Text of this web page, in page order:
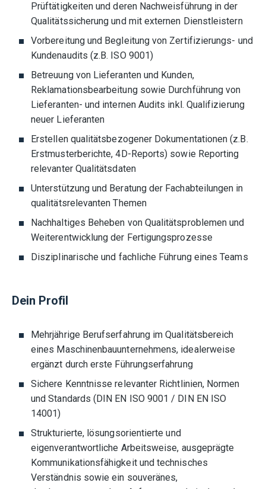
Prüftätigkeiten und deren Nachweisführung in der
Qualitätssicherung und mit externen Dienstleistern
Vorbereitung und Begleitung von Zertifizierungs- und
Kundenaudits (z.B. ISO 9001)
Betreuung von Lieferanten und Kunden,
Reklamationsbearbeitung sowie Durchführung von
Lieferanten- und internen Audits inkl. Qualifizierung
neuer Lieferanten
Erstellen qualitätsbezogener Dokumentationen (z.B.
Erstmusterberichte, 4D-Reports) sowie Reporting
relevanter Qualitätsdaten
Unterstützung und Beratung der Fachabteilungen in
qualitätsrelevanten Themen
Nachhaltiges Beheben von Qualitätsproblemen und
Weiterentwicklung der Fertigungsprozesse
Disziplinarische und fachliche Führung eines Teams
Dein Profil
Mehrjährige Berufserfahrung im Qualitätsbereich
eines Maschinenbauunternehmens, idealerweise
ergänzt durch erste Führungserfahrung
Sichere Kenntnisse relevanter Richtlinien, Normen
und Standards (DIN EN ISO 9001 / DIN EN ISO
14001)
Strukturierte, lösungsorientierte und
eigenverantwortliche Arbeitsweise, ausgeprägte
Kommunikationsfähigkeit und technisches
Verständnis sowie ein souveränes,